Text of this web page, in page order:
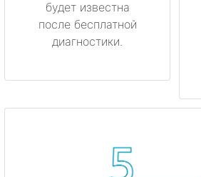
будет известна
после бесплатной
диагностики.